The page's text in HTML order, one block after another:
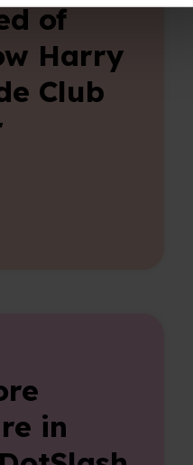
of
Harry
Club
in